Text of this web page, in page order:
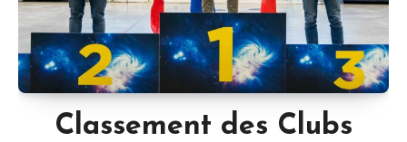
Classement des Clubs